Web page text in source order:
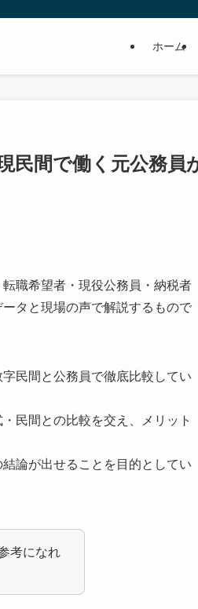
ホーム
民間で働く元公務員
職希望者・現役公務員・納税者
タと現場の声で解説するもので
民間と公務員で徹底比較してい
民間との比較を交え、メリット
論が出せることを目的としてい
考になれ